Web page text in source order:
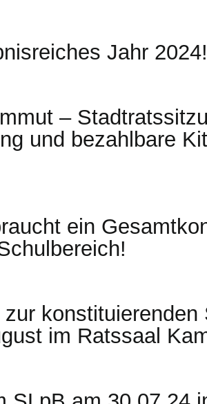
Jahr 2024!
–
und bezahlbare
ein
zur
im Ratssaal